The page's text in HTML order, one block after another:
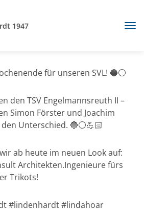
1947
für unseren SVL! 🔵⚪️
den TSV Engelmannsreuth II –
Simon Förster und Joachim
Unterschied. 🔵⚪️💪🏻
ab heute im neuen Look auf:
Architekten.Ingenieure fürs
Trikots!
#lindenhardt #lindahoar